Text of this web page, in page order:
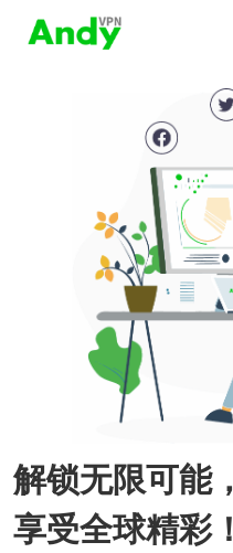
解锁无限可能，
享受全球精彩！